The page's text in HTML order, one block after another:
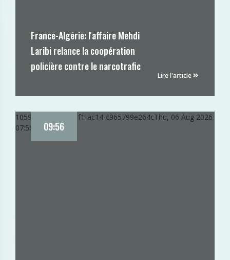
France-Algérie: l'affaire Mehdi
Laribi relance la coopération
policière contre le narcotrafic
Lire l'article
105958e0-916a-11f1-ac14-c965799e264cThu, 06 Aug 2026
07:56:45 GMT
09:56